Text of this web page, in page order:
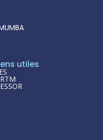
utiles